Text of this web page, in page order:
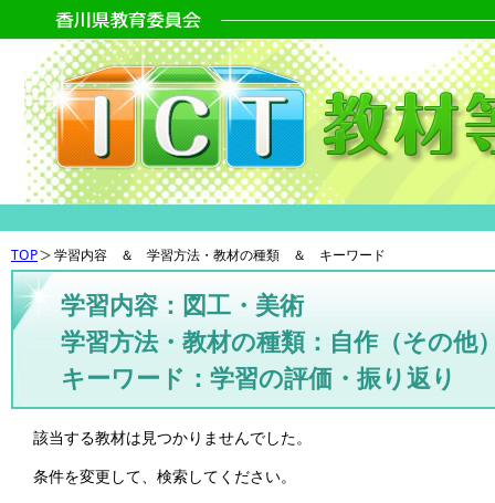
TOP 学習内容 ＆ 学習方法・教材の種類 ＆ キーワード
学習内容：図工・美術
学習方法・教材の種類：自作（その他
キーワード：学習の評価・振り返り
該当する教材は見つかりませんでした。
条件を変更して、検索してください。